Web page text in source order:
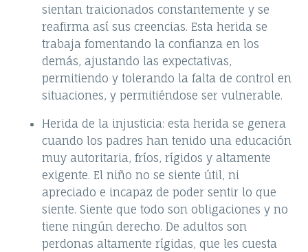
sientan traicionados constantemente y se
reafirma así sus creencias. Esta herida se
trabaja fomentando la confianza en los
demás, ajustando las expectativas,
permitiendo y tolerando la falta de control en
situaciones, y permitiéndose ser vulnerable.
Herida de la injusticia: esta herida se genera
cuando los padres han tenido una educación
muy autoritaria, fríos, rígidos y altamente
exigente. El niño no se siente útil, ni
apreciado e incapaz de poder sentir lo que
siente. Siente que todo son obligaciones y no
tiene ningún derecho. De adultos son
perdonas altamente rígidas, que les cuesta